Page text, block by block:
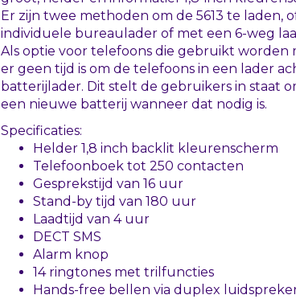
Er zijn twee methoden om de 5613 te laden,
individuele bureaulader of met een 6-weg
Als optie voor telefoons die gebruikt
er geen tijd is om de telefoons in een lader
batterijlader. Dit stelt de gebruikers in staat
een nieuwe batterij wanneer dat nodig is.
Specificaties:
Helder 1,8 inch backlit kleurenscherm
Telefoonboek tot 250 contacten
Gesprekstijd van 16 uur
Stand-by tijd van 180 uur
Laadtijd van 4 uur
DECT SMS
Alarm knop
14 ringtones met trilfuncties
Hands-free bellen via duplex